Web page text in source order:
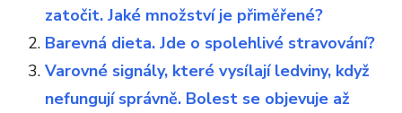
zatočit. Jaké množství je přiměřené?
Barevná dieta. Jde o spolehlivé stravování?
Varovné signály, které vysílají ledviny, když
nefungují správně. Bolest se objevuje až